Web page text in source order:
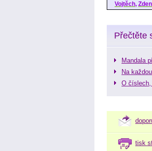
Vojtěch,
Přečtěte
Mandala
Na
O číslech,
tisk